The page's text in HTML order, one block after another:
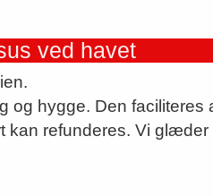
ved havet
og hygge. Den faciliteres
kan refunderes. Vi